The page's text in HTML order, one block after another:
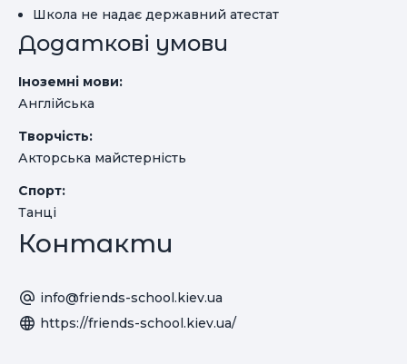
Школа не надає державний атестат
Додаткові умови
Іноземні мови:
Англійська
Творчість:
Акторська майстерність
Спорт:
Танці
Контакти
info@friends-school.kiev.ua
https://friends-school.kiev.ua/